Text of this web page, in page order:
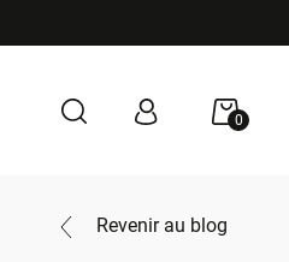
0
Revenir au blog